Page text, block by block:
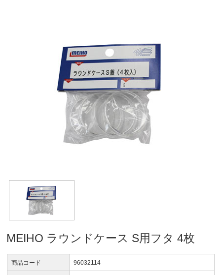
MEIHO ラウンドケース S用フタ 4枚
商品コード 96032114